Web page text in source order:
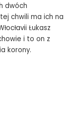
dwóch
chwili ma ich na
Łukasz
i to on z
korony.